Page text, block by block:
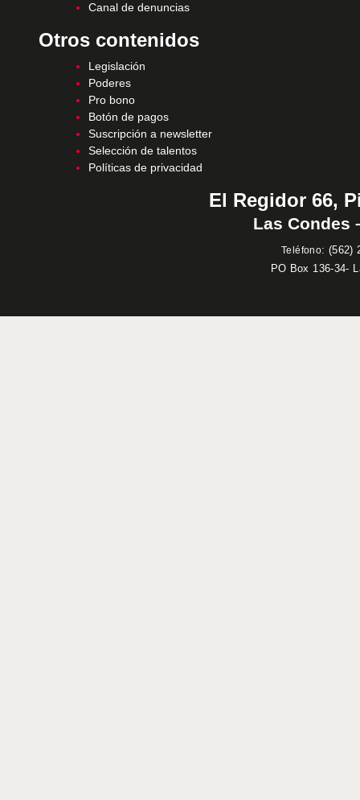
Canal de denuncias
Otros contenidos
Legislación
Poderes
Pro bono
Botón de pagos
Suscripción a newsletter
Selección de talentos
Políticas de privacidad
El Regidor 66,
Las Condes
Teléfono: (562)
PO Box 136-34-